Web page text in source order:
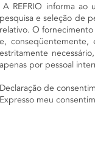
A REFRIO informa ao
pesquisa e seleção de
relativo. O
e, conseqüentemente,
estritamente
apenas por pessoal
Declaração de
Expresso meu